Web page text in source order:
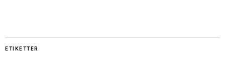
ETIKETTER